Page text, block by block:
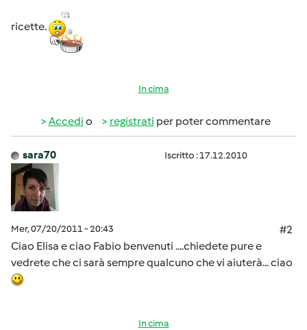
ricette.
In cima
Accedi o registrati per poter commentare
sara70 Iscritto : 17.12.2010
Mer, 07/20/2011 - 20:43
#2
Ciao Elisa e ciao Fabio benvenuti ....chiedete pure e
vedrete che ci sarà sempre qualcuno che vi aiuterà... ciao
In cima